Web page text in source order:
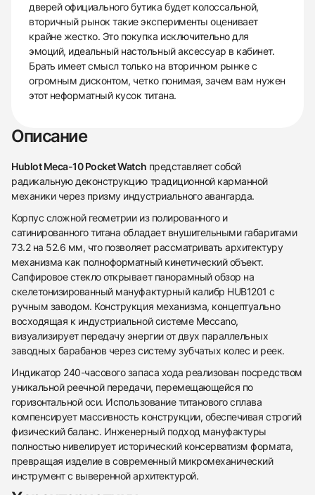
438
285
145
142
205
204
195
150
6
дверей официального бутика будет колоссальной,
вторичный рынок такие эксперименты оценивает
крайне жестко. Это покупка исключительно для
эмоций, идеальный настольный аксессуар в кабинет.
Брать имеет смысл только на вторичном рынке с
огромным дисконтом, четко понимая, зачем вам нужен
этот неформатный кусок титана.
Описание
Hublot Meca-10 Pocket Watch представляет собой
радикальную деконструкцию традиционной карманной
механики через призму индустриального авангарда.
Корпус сложной геометрии из полированного и
сатинированного титана обладает внушительными габаритами
73.2 на 52.6 мм, что позволяет рассматривать архитектуру
механизма как полноформатный кинетический объект.
Сапфировое стекло открывает панорамный обзор на
скелетонизированный мануфактурный калибр HUB1201 с
ручным заводом. Конструкция механизма, концептуально
восходящая к индустриальной системе Meccano,
визуализирует передачу энергии от двух параллельных
заводных барабанов через систему зубчатых колес и реек.
Индикатор 240-часового запаса хода реализован посредством
уникальной реечной передачи, перемещающейся по
горизонтальной оси. Использование титанового сплава
компенсирует массивность конструкции, обеспечивая строгий
физический баланс. Инженерный подход мануфактуры
полностью нивелирует исторический консерватизм формата,
превращая изделие в современный микромеханический
инструмент с выверенной архитектурой.